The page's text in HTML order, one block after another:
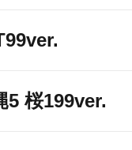
5 桜199ver.